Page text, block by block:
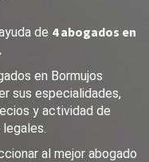
de 4 abogados en
en Bormujos
sus especialidades,
y actividad de
al mejor abogado